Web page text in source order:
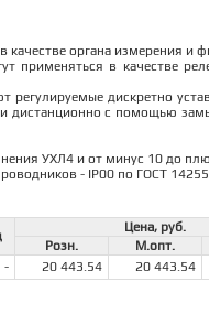
органа измерения и
применяться в качестве
дискретно
дистанционно с помощью
УХЛ4 и от минус 10 до
- IP00 по ГОСТ
Цена, руб.
Розн. М.опт.
- 20 443.54 20 443.54